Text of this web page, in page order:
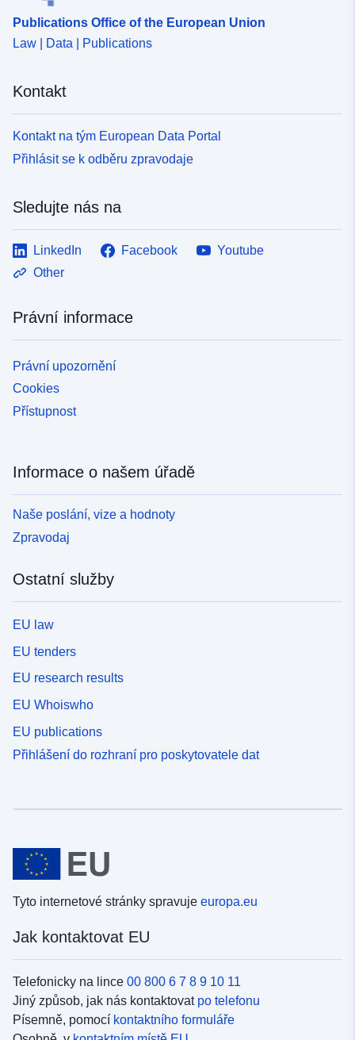
Publications Office of the European Union
Law | Data | Publications
Kontakt
Kontakt na tým European Data Portal
Přihlásit se k odběru zpravodaje
Sledujte nás na
LinkedIn Facebook
Youtube
Other
Právní informace
Právní upozornění
Cookies
Přístupnost
Informace o našem úřadě
Naše poslání, vize a hodnoty
Zpravodaj
Ostatní služby
EU law
EU tenders
EU research results
EU Whoiswho
EU publications
Přihlášení do rozhraní pro poskytovatele dat
Tyto internetové stránky spravuje europa.eu
Jak kontaktovat EU
Telefonicky na lince 00 800 6 7 8 9 10 11
Jiný způsob, jak nás kontaktovat po telefonu
Písemně, pomocí kontaktního formuláře